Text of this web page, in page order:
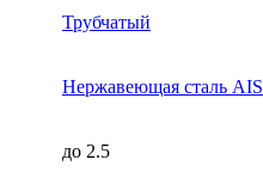
Трубчатый
Нержавеющая сталь
до 2.5